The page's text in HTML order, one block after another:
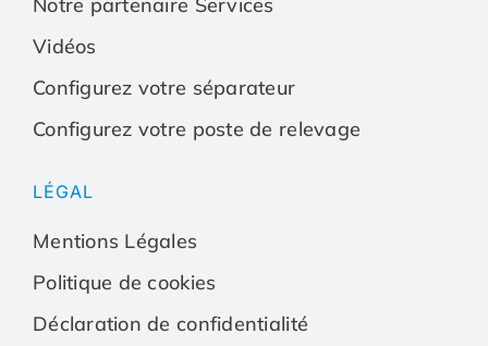
Notre partenaire Services
Vidéos
Configurez votre séparateurConfigurez votre
Vidéos
Configurez votre séparateur
Configurez votre poste de relevage
LÉGAL
Mentions Légales
Politique de cookies
Déclaration de confidentialité